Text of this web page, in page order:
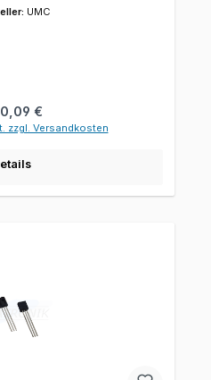
UMC
Preis:
0,09 €
zzgl. Versandkosten